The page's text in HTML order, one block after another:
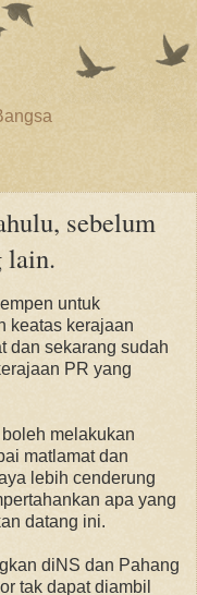
sebelum
lain.
untuk
keatas kerajaan
dan sekarang sudah
PR yang
melakukan
matlamat dan
lebih cenderung
apa yang
datang ini.
diNS dan Pahang
tak dapat diambil